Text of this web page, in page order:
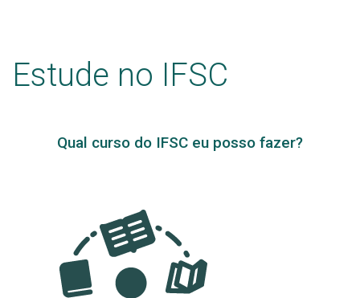
Estude no IFSC
Qual curso do IFSC eu posso fazer?